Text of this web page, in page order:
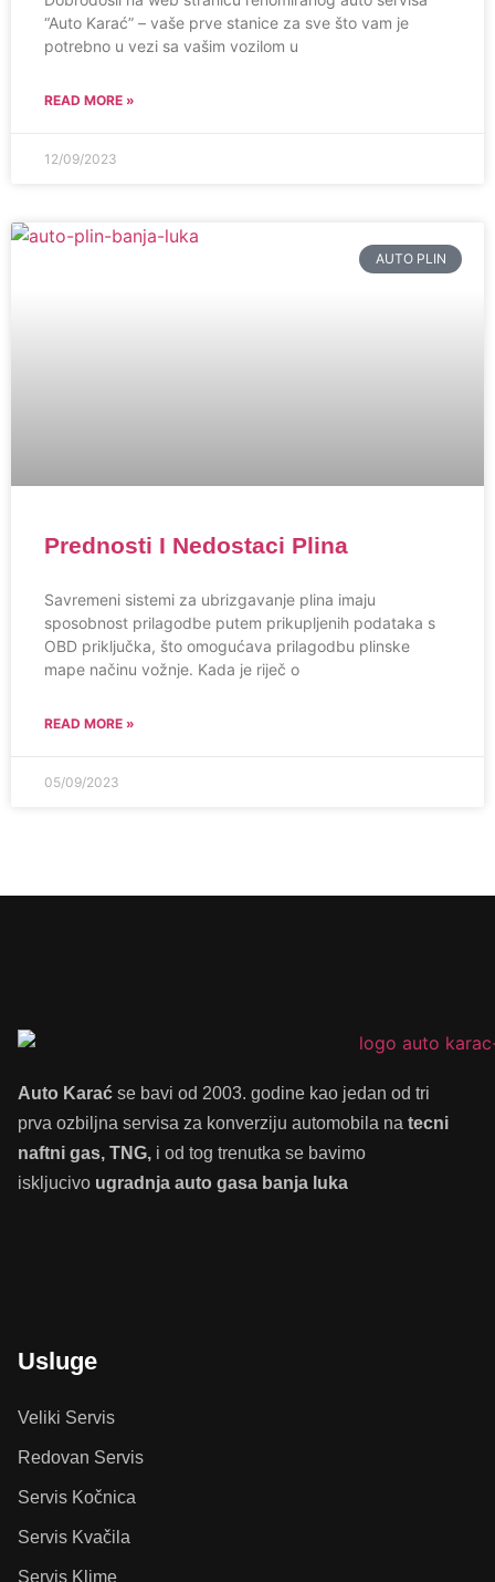
“Auto Karać” – vaše prve stanice za sve što vam je
potrebno u vezi sa vašim vozilom u
READ MORE »
12/09/2023
AUTO PLIN
Prednosti I Nedostaci Plina
Savremeni sistemi za ubrizgavanje plina imaju
sposobnost prilagodbe putem prikupljenih podataka s
OBD priključka, što omogućava prilagodbu plinske
mape načinu vožnje. Kada je riječ o
READ MORE »
05/09/2023
Auto Karać se bavi od 2003. godine kao jedan od tri
prva ozbiljna servisa za konverziju automobila na tecni
naftni gas, TNG, i od tog trenutka se bavimo
iskljucivo ugradnja auto gasa banja luka
Usluge
Veliki Servis
Redovan Servis
Servis Kočnica
Servis Kvačila
Servis Klime